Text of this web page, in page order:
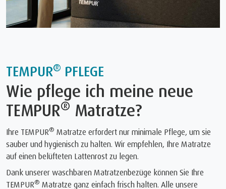
TEMPUR® PFLEGE
Wie pflege ich meine neue
TEMPUR® Matratze?
Ihre TEMPUR® Matratze erfordert nur minimale Pflege, um sie
sauber und hygienisch zu halten. Wir empfehlen, Ihre Matratze
auf einen belüfteten Lattenrost zu legen.
Dank unserer waschbaren Matratzenbezüge können Sie Ihre
TEMPUR® Matratze ganz einfach frisch halten. Alle unsere